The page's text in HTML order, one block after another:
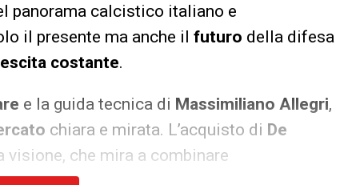
panorama calcistico italiano e
il presente ma anche il futuro della difesa
costante.
e la guida tecnica di Massimiliano Allegri,
chiara e mirata. L’acquisto di De
che mira a combinare
è costruire una